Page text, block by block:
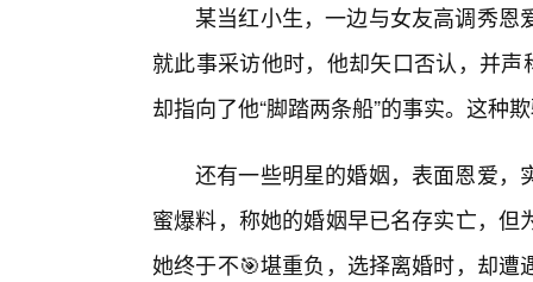
某当红小生，一边与女友高调秀
就此事采访他时，他却矢口否认，并
却指向了他“脚踏两条船”的事实。这种
还有一些明星的婚姻，表面恩爱，
蜜爆料，称她的婚姻早已名存实亡，
她终于不🎯堪重负，选择离婚时，却